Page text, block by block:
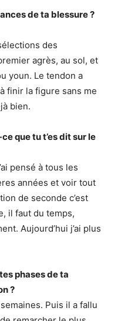
de ta blessure ?
des
agrès, au sol, et
youn. Le tendon a
finir la figure sans me
bien.
que tu t’es dit sur le
pensé à tous les
années et voir tout
de seconde c’est
il faut du temps,
Aujourd’hui j’ai plus
phases de ta
?
Puis il a fallu